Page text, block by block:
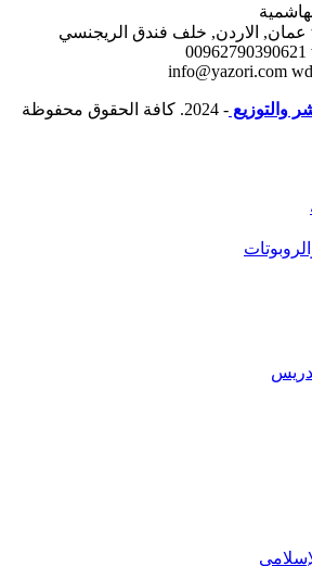
عمان, الاردن, خلف فندق الريجنسي
00962790390621
info@yazori.com
والتوزيع
- 2024. كافة الحقوق محفوظة